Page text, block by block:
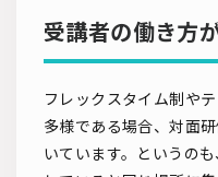
受講者の働き方
フレックスタイム制や
多様である場合、対面
いています。というの